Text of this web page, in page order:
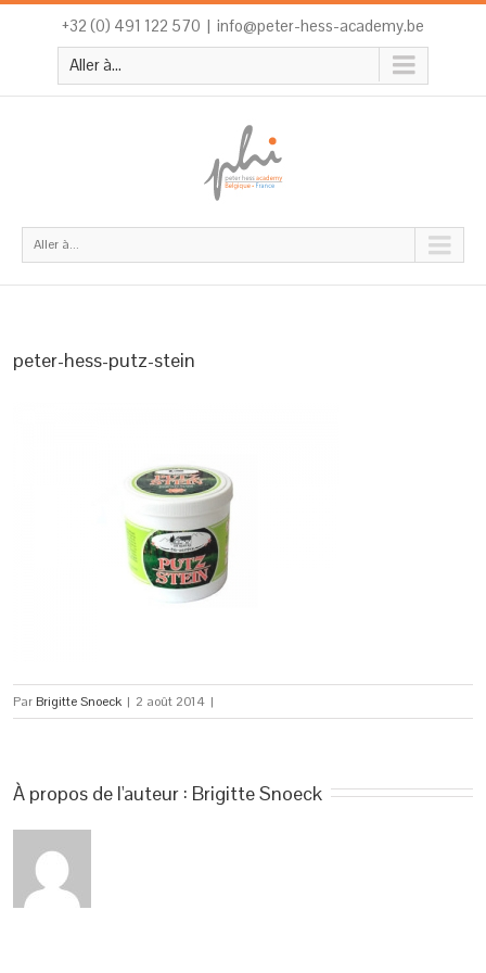
+32 (0) 491 122 570 | info@peter-hess-academy.be
Aller à...
Aller à...
peter-hess-putz-stein
Par Brigitte Snoeck | 2 août 2014 |
À propos de l'auteur : Brigitte Snoeck